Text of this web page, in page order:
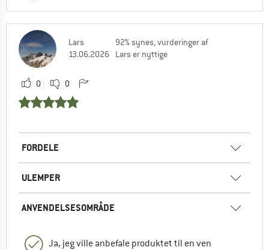
Lars
13.06.2026
92% synes, vurderinger af
Lars er nyttige
0 0
FORDELE
ULEMPER
ANVENDELSESOMRÅDE
Ja, jeg ville anbefale produktet til en ven